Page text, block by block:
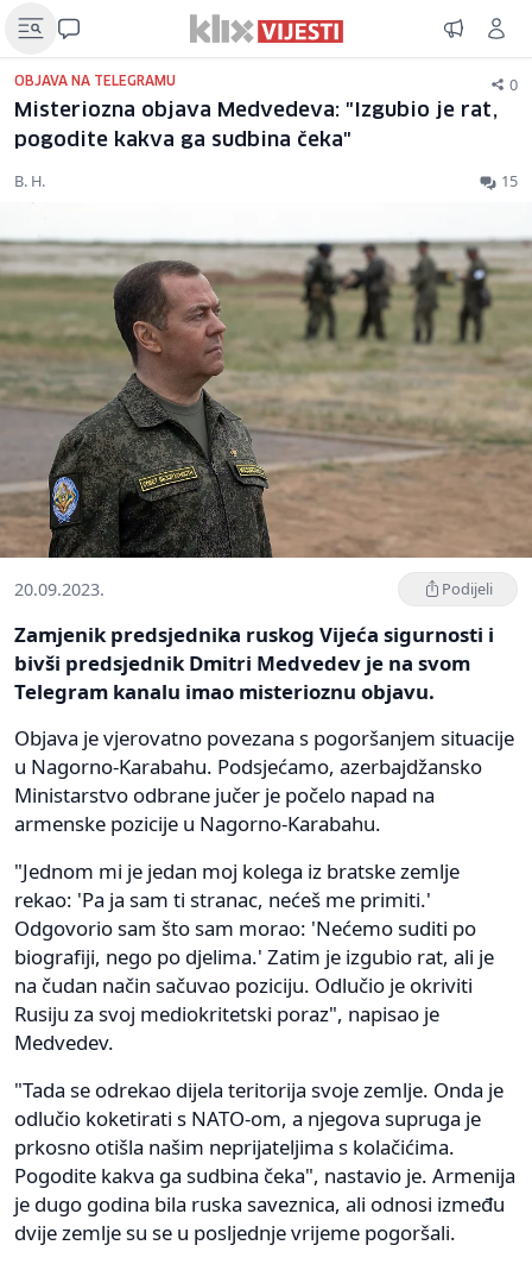
OBJAVA NA TELEGRAMU 0
Misteriozna objava Medvedeva: "Izgubio je rat,
pogodite kakva ga sudbina čeka"
B. H. 15
20.09.2023. Podijeli
Zamjenik predsjednika ruskog Vijeća sigurnosti i
bivši predsjednik Dmitri Medvedev je na svom
Telegram kanalu imao misterioznu objavu.
Objava je vjerovatno povezana s pogoršanjem situacije
u Nagorno-Karabahu. Podsjećamo, azerbajdžansko
Ministarstvo odbrane jučer je počelo napad na
armenske pozicije u Nagorno-Karabahu.
"Jednom mi je jedan moj kolega iz bratske zemlje
rekao: 'Pa ja sam ti stranac, nećeš me primiti.'
Odgovorio sam što sam morao: 'Nećemo suditi po
biografiji, nego po djelima.' Zatim je izgubio rat, ali je
na čudan način sačuvao poziciju. Odlučio je okriviti
Rusiju za svoj mediokritetski poraz", napisao je
Medvedev.
"Tada se odrekao dijela teritorija svoje zemlje. Onda je
odlučio koketirati s NATO-om, a njegova supruga je
prkosno otišla našim neprijateljima s kolačićima.
Pogodite kakva ga sudbina čeka", nastavio je. Armenija
je dugo godina bila ruska saveznica, ali odnosi između
dvije zemlje su se u posljednje vrijeme pogoršali.